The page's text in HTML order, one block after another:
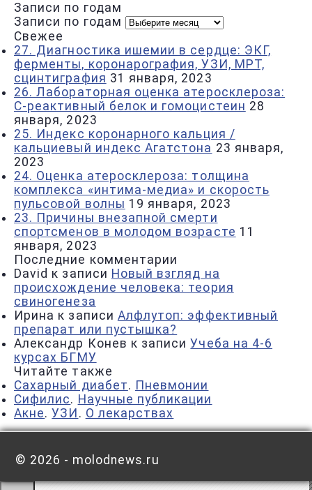
Записи по годам
Записи по годам
Свежее
27. Диагностика ишемии в сердце: ЭКГ,
ферменты, коронарография, УЗИ, МРТ,
сцинтиграфия 31 января, 2023
26. Лабораторная оценка атеросклероза:
С-реактивный белок и гомоцистеин 28
января, 2023
25. Индекс коронарного кальция /
кальциевый индекс Агатстона 23 января,
2023
24. Оценка атеросклероза: толщина
комплекса «интима-медиа» и скорость
пульсовой волны 19 января, 2023
23. Причины внезапной смерти
спортсменов в молодом возрасте 11
января, 2023
Последние комментарии
David к записи Новый взгляд на
происхождение человека: теория
свиногенеза
Ирина к записи Алфлутоп: эффективный
препарат или пустышка?
Александр Конев к записиУчеба на 4-6
курсах БГМУ
Читайте также
Сахарный диабет. Пневмонии
Сифилис. Научные публикации
Акне.УЗИ . О лекарствах
© 2026 - molodnews.ru